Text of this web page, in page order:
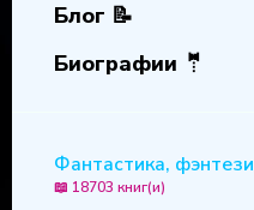
Блог 📝
Биографии 🤵
Фантастика, фэнтези
📖 18703 книг(и)